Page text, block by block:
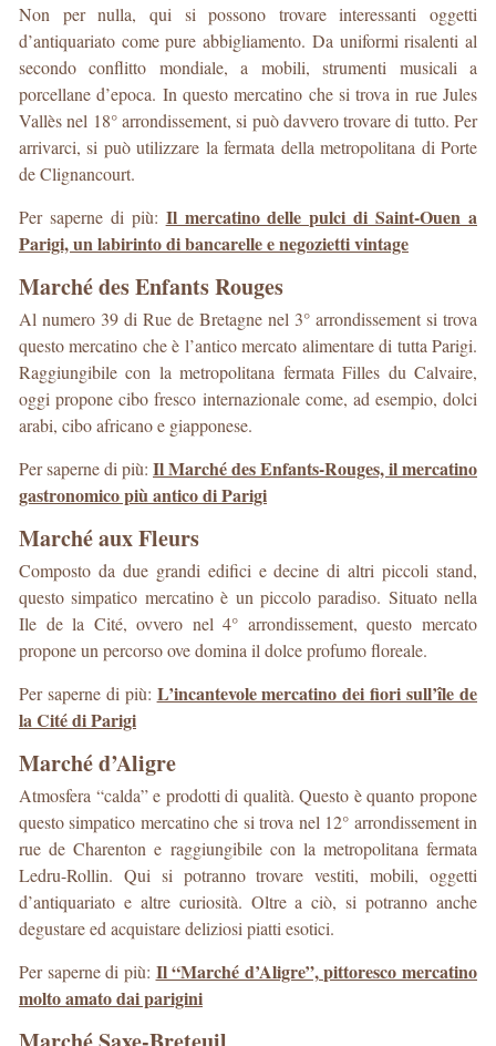
Non per nulla, qui si possono trovare interessanti oggetti
d’antiquariato come pure abbigliamento. Da uniformi risalenti al
secondo conflitto mondiale, a mobili, strumenti musicali a
porcellane d’epoca. In questo mercatino che si trova in rue Jules
Vallès nel 18° arrondissement, si può davvero trovare di tutto. Per
arrivarci, si può utilizzare la fermata della metropolitana di Porte
de Clignancourt.
Per saperne di più: Il mercatino delle pulci di Saint-Ouen a
Parigi, un labirinto di bancarelle e negozietti vintage
Marché des Enfants Rouges
Al numero 39 di Rue de Bretagne nel 3° arrondissement si trova
questo mercatino che è l’antico mercato alimentare di tutta Parigi.
Raggiungibile con la metropolitana fermata Filles du Calvaire,
oggi propone cibo fresco internazionale come, ad esempio, dolci
arabi, cibo africano e giapponese.
Per saperne di più: Il Marché des Enfants-Rouges, il mercatino
gastronomico più antico di Parigi
Marché aux Fleurs
Composto da due grandi edifici e decine di altri piccoli stand,
questo simpatico mercatino è un piccolo paradiso. Situato nella
Ile de la Cité, ovvero nel 4° arrondissement, questo mercato
propone un percorso ove domina il dolce profumo floreale.
Per saperne di più: L’incantevole mercatino dei fiori sull’île de
la Cité di Parigi
Marché d’Aligre
Atmosfera “calda” e prodotti di qualità. Questo è quanto propone
questo simpatico mercatino che si trova nel 12° arrondissement in
rue de Charenton e raggiungibile con la metropolitana fermata
Ledru-Rollin. Qui si potranno trovare vestiti, mobili, oggetti
d’antiquariato e altre curiosità. Oltre a ciò, si potranno anche
degustare ed acquistare deliziosi piatti esotici.
Per saperne di più: Il “Marché d’Aligre”, pittoresco mercatino
molto amato dai parigini